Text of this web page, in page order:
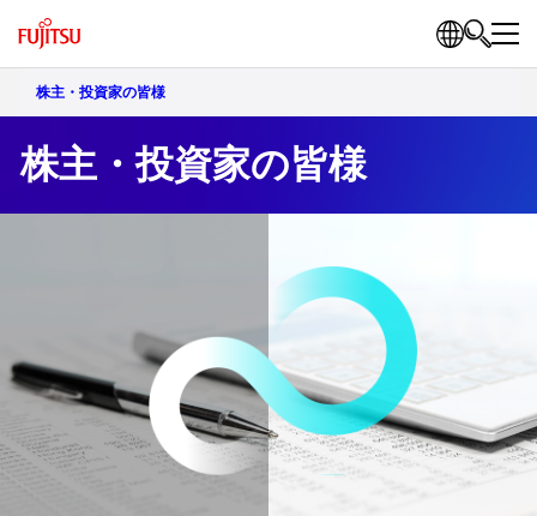
株主・投資家の皆様
株主・投資家の皆様